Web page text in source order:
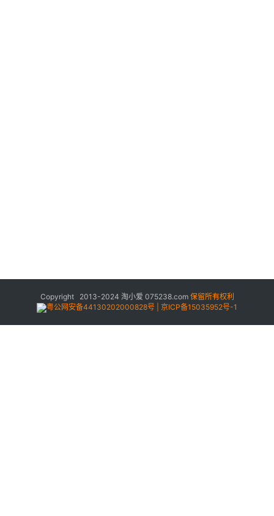
Copyright 2013-2024 淘小爱 075238.com 保留所有权利
粤公网安备44130202000828号 | 京ICP备15035952号-1